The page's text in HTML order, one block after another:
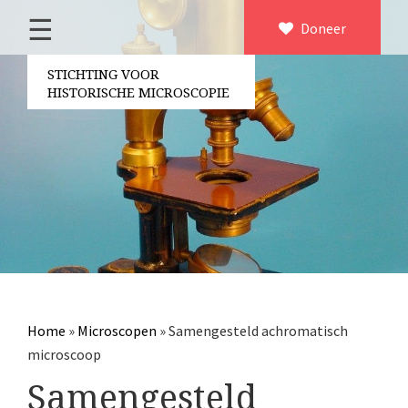
×
Home
Over ons
Contact
Bestuur
Vrijwilligers
Partners
Jaarverslagen
Microscopen
Overige optische instrumenten
Elektrische meetapparatuur
Doneer
☰
STICHTING VOOR
HISTORISCHE MICROSCOPIE
Home » Microscopen »Samengesteld achromatisch
microscoop
Samengesteld